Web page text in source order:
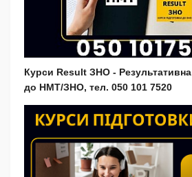
Курси Result ЗНО - Результативна
до НМТ/ЗНО, тел. 050 101 7520